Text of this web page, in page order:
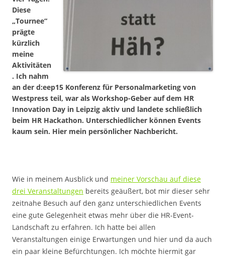
Diese
„Tournee“
prägte
kürzlich
meine
Aktivitäten
. Ich nahm
an der d:eep15 Konferenz für Personalmarketing von
Westpress teil, war als Workshop-Geber auf dem HR
Innovation Day in Leipzig aktiv und landete schließlich
beim HR Hackathon. Unterschiedlicher können Events
kaum sein. Hier mein persönlicher Nachbericht.
Wie in meinem Ausblick und meiner Vorschau auf diese
drei Veranstaltungen bereits geäußert, bot mir dieser sehr
zeitnahe Besuch auf den ganz unterschiedlichen Events
eine gute Gelegenheit etwas mehr über die HR-Event-
Landschaft zu erfahren. Ich hatte bei allen
Veranstaltungen einige Erwartungen und hier und da auch
ein paar kleine Befürchtungen. Ich möchte hiermit gar